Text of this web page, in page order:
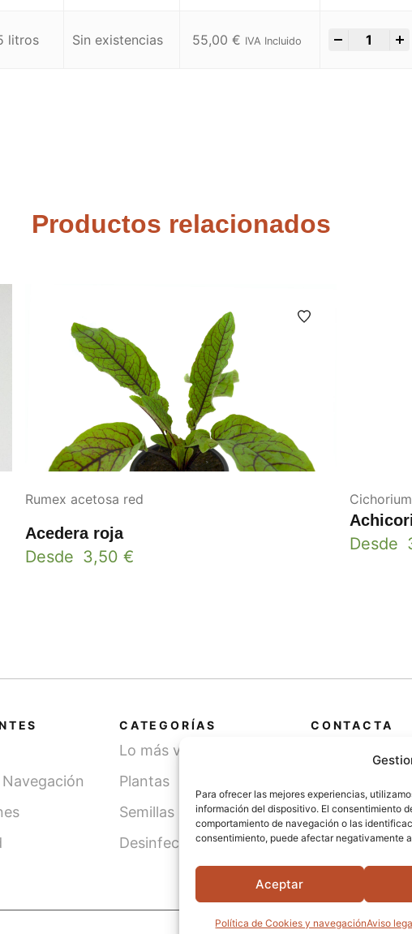
Para ofrecer las mejores experiencias,
información del dispositivo. El consentimiento
comportamiento de navegación o las
consentimiento, puede afectar negativamente
Aceptar
Política de Cookies y navegaciónAviso
litros Sin existencias 55,00 € IVA Incluido
-
Productos relacionados
Rumex acetosa red
Acedera roja
Desde 3,50 €
Desde
CATEGORÍAS
Lo más vendido
Plantas
Semillas
Desinfección de agua
CONTACTA
(Lérida)